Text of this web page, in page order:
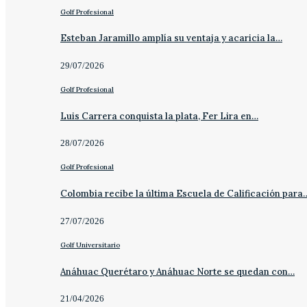
Golf Profesional
Esteban Jaramillo amplía su ventaja y acaricia la…
29/07/2026
Golf Profesional
Luis Carrera conquista la plata, Fer Lira en…
28/07/2026
Golf Profesional
Colombia recibe la última Escuela de Calificación
27/07/2026
Golf Universitario
Anáhuac Querétaro y Anáhuac Norte se quedan con…
21/04/2026